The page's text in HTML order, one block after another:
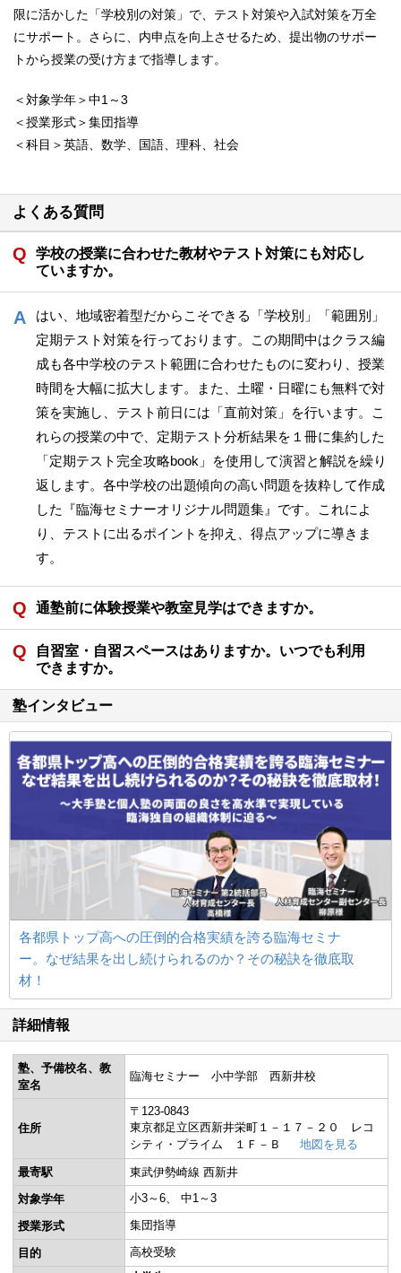
限に活かした「学校別の対策」で、テスト対策や入試対策を万全
にサポート。さらに、内申点を向上させるため、提出物のサポー
トから授業の受け方まで指導します。
＜対象学年＞中1～3
＜授業形式＞集団指導
＜科目＞英語、数学、国語、理科、社会
よくある質問
学校の授業に合わせた教材やテスト対策にも対応し
ていますか。
はい、地域密着型だからこそできる「学校別」「範囲別」
定期テスト対策を行っております。この期間中はクラス編
成も各中学校のテスト範囲に合わせたものに変わり、授業
時間を大幅に拡大します。また、土曜・日曜にも無料で対
策を実施し、テスト前日には「直前対策」を行います。こ
れらの授業の中で、定期テスト分析結果を１冊に集約した
「定期テスト完全攻略book」を使用して演習と解説を繰り
返します。各中学校の出題傾向の高い問題を抜粋して作成
した『臨海セミナーオリジナル問題集』です。これによ
り、テストに出るポイントを抑え、得点アップに導きま
す。
通塾前に体験授業や教室見学はできますか。
自習室・自習スペースはありますか。いつでも利用
できますか。
塾インタビュー
各都県トップ高への圧倒的合格実績を誇る臨海セミナ
ー。なぜ結果を出し続けられるのか？その秘訣を徹底取
材！
詳細情報
塾、予備校名、教
室名
臨海セミナー 小中学部 西新井校
住所
〒123-0843
東京都足立区西新井栄町１－１７－２０ レコ
シティ・プライム １Ｆ－Ｂ
地図を見る
最寄駅
東武伊勢崎線 西新井
対象学年
小3～6 中1～3
授業形式 集団指導
目的 高校受験